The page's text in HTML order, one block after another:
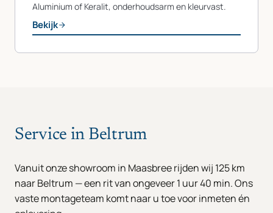
Aluminium of Keralit, onderhoudsarm en kleurvast.
Bekijk
Service in Beltrum
Vanuit onze showroom in Maasbree rijden wij 125 km
naar Beltrum — een rit van ongeveer 1 uur 40 min. Ons
vaste montageteam komt naar u toe voor inmeten én